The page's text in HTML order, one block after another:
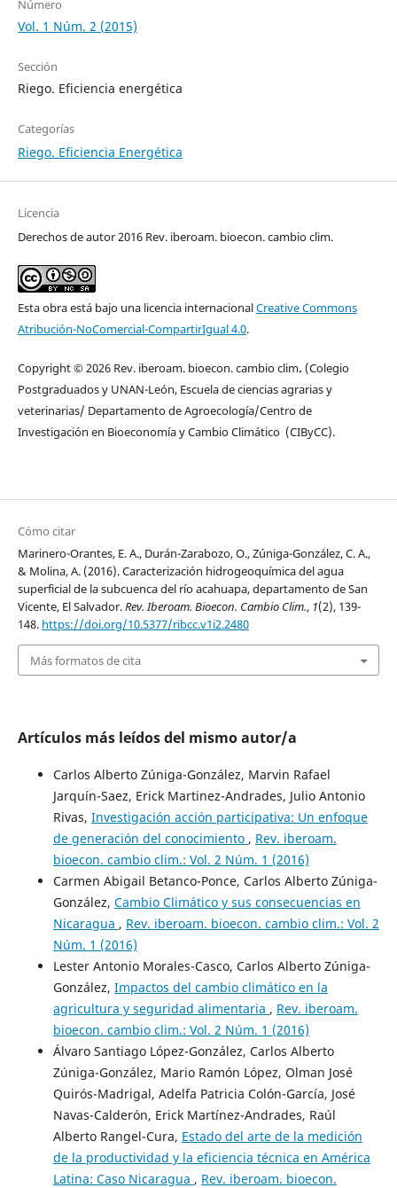
Número
Vol. 1 Núm. 2 (2015)
Sección
Riego. Eficiencia energética
Categorías
Riego. Eficiencia Energética
Licencia
Derechos de autor 2016 Rev. iberoam. bioecon. cambio clim.
Esta obra está bajo una licencia internacionalCreative Commons
Atribución-NoComercial-CompartirIgual 4.0.
Copyright © 2026 Rev. iberoam. bioecon. cambio clim. (Colegio
Postgraduados y UNAN-León, Escuela de ciencias agrarias y
veterinarias/ Departamento de Agroecología/Centro de
Investigación en Bioeconomía y Cambio Climático (CIByCC).
Cómo citar
Marinero-Orantes, E. A., Durán-Zarabozo, O., Zúniga-González, C. A.,
& Molina, A. (2016). Caracterización hidrogeoquímica del agua
superficial de la subcuenca del río acahuapa, departamento de San
Vicente, El Salvador.Rev. Iberoam. Bioecon. Cambio Clim., 1(2), 139-
148. https://doi.org/10.5377/ribcc.v1i2.2480
Más formatos de cita
Artículos más leídos del mismo autor/a
Carlos Alberto Zúniga-González, Marvin Rafael
Jarquín-Saez, Erick Martinez-Andrades, Julio Antonio
Rivas, Investigación acción participativa: Un enfoque
de generación del conocimiento , Rev. iberoam.
bioecon. cambio clim.: Vol. 2 Núm. 1 (2016)
Carmen Abigail Betanco-Ponce, Carlos Alberto Zúniga-
González, Cambio Climático y sus consecuencias en
Nicaragua , Rev. iberoam. bioecon. cambio clim.: Vol. 2
Núm. 1 (2016)
Lester Antonio Morales-Casco, Carlos Alberto Zúniga-
González, Impactos del cambio climático en la
agricultura y seguridad alimentaria , Rev. iberoam.
bioecon. cambio clim.: Vol. 2 Núm. 1 (2016)
Álvaro Santiago López-González, Carlos Alberto
Zúniga-González, Mario Ramón López, Olman José
Quirós-Madrigal, Adelfa Patricia Colón-García, José
Navas-Calderón, Erick Martínez-Andrades, Raúl
Alberto Rangel-Cura, Estado del arte de la medición
de la productividad y la eficiencia técnica en América
Latina: Caso Nicaragua , Rev. iberoam. bioecon.